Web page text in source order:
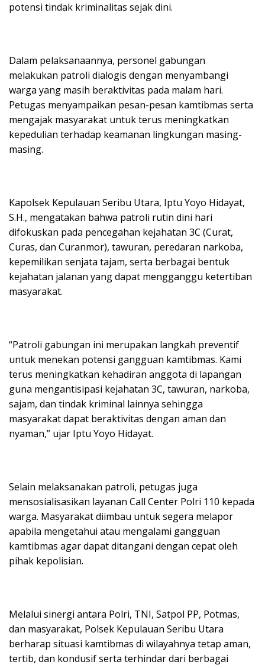
potensi tindak kriminalitas sejak dini.
Dalam pelaksanaannya, personel gabungan
melakukan patroli dialogis dengan menyambangi
warga yang masih beraktivitas pada malam hari.
Petugas menyampaikan pesan-pesan kamtibmas serta
mengajak masyarakat untuk terus meningkatkan
kepedulian terhadap keamanan lingkungan masing-
masing.
Kapolsek Kepulauan Seribu Utara, Iptu Yoyo Hidayat,
S.H., mengatakan bahwa patroli rutin dini hari
difokuskan pada pencegahan kejahatan 3C (Curat,
Curas, dan Curanmor), tawuran, peredaran narkoba,
kepemilikan senjata tajam, serta berbagai bentuk
kejahatan jalanan yang dapat mengganggu ketertiban
masyarakat.
“Patroli gabungan ini merupakan langkah preventif
untuk menekan potensi gangguan kamtibmas. Kami
terus meningkatkan kehadiran anggota di lapangan
guna mengantisipasi kejahatan 3C, tawuran, narkoba,
sajam, dan tindak kriminal lainnya sehingga
masyarakat dapat beraktivitas dengan aman dan
nyaman,” ujar Iptu Yoyo Hidayat.
Selain melaksanakan patroli, petugas juga
mensosialisasikan layanan Call Center Polri 110 kepada
warga. Masyarakat diimbau untuk segera melapor
apabila mengetahui atau mengalami gangguan
kamtibmas agar dapat ditangani dengan cepat oleh
pihak kepolisian.
Melalui sinergi antara Polri, TNI, Satpol PP, Potmas,
dan masyarakat, Polsek Kepulauan Seribu Utara
berharap situasi kamtibmas di wilayahnya tetap aman,
tertib, dan kondusif serta terhindar dari berbagai